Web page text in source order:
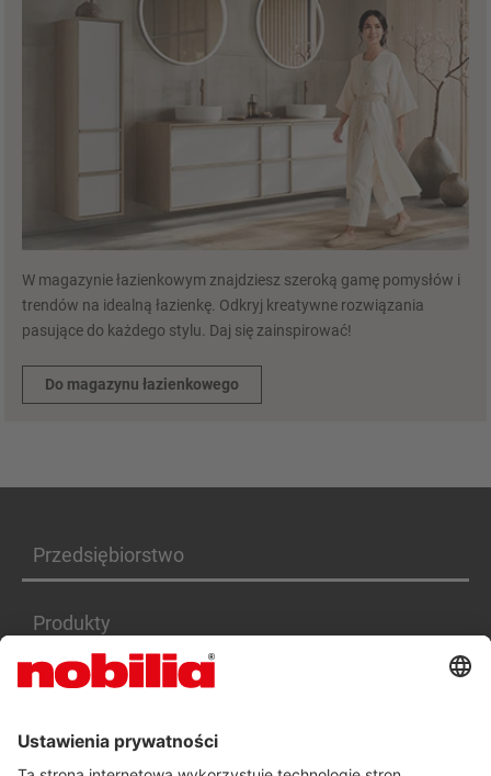
W magazynie łazienkowym znajdziesz szeroką gamę pomysłów i
trendów na idealną łazienkę. Odkryj kreatywne rozwiązania
pasujące do każdego stylu. Daj się zainspirować!
Do magazynu łazienkowego
Przedsiębiorstwo
Produkty
Serwis
Kariera